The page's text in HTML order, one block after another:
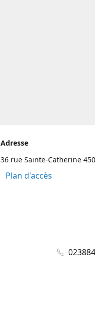
Adresse
36 rue Sainte-Catherine
Plan d'accès